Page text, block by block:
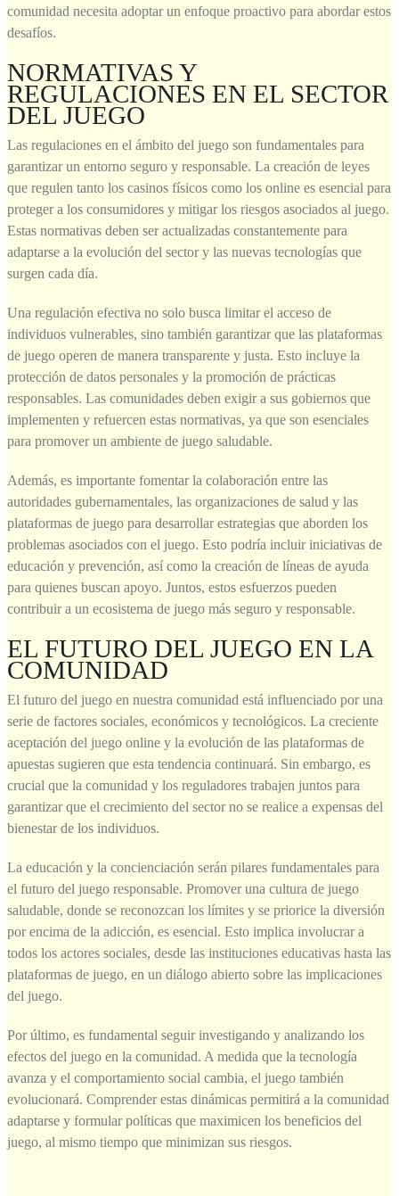
comunidad necesita adoptar un enfoque proactivo para abordar estos
desafíos.
NORMATIVAS Y
REGULACIONES EN EL SECTOR
DEL JUEGO
Las regulaciones en el ámbito del juego son fundamentales para
garantizar un entorno seguro y responsable. La creación de leyes
que regulen tanto los casinos físicos como los online es esencial para
proteger a los consumidores y mitigar los riesgos asociados al juego.
Estas normativas deben ser actualizadas constantemente para
adaptarse a la evolución del sector y las nuevas tecnologías que
surgen cada día.
Una regulación efectiva no solo busca limitar el acceso de
individuos vulnerables, sino también garantizar que las plataformas
de juego operen de manera transparente y justa. Esto incluye la
protección de datos personales y la promoción de prácticas
responsables. Las comunidades deben exigir a sus gobiernos que
implementen y refuercen estas normativas, ya que son esenciales
para promover un ambiente de juego saludable.
Además, es importante fomentar la colaboración entre las
autoridades gubernamentales, las organizaciones de salud y las
plataformas de juego para desarrollar estrategias que aborden los
problemas asociados con el juego. Esto podría incluir iniciativas de
educación y prevención, así como la creación de líneas de ayuda
para quienes buscan apoyo. Juntos, estos esfuerzos pueden
contribuir a un ecosistema de juego más seguro y responsable.
EL FUTURO DEL JUEGO EN LA
COMUNIDAD
El futuro del juego en nuestra comunidad está influenciado por una
serie de factores sociales, económicos y tecnológicos. La creciente
aceptación del juego online y la evolución de las plataformas de
apuestas sugieren que esta tendencia continuará. Sin embargo, es
crucial que la comunidad y los reguladores trabajen juntos para
garantizar que el crecimiento del sector no se realice a expensas del
bienestar de los individuos.
La educación y la concienciación serán pilares fundamentales para
el futuro del juego responsable. Promover una cultura de juego
saludable, donde se reconozcan los límites y se priorice la diversión
por encima de la adicción, es esencial. Esto implica involucrar a
todos los actores sociales, desde las instituciones educativas hasta las
plataformas de juego, en un diálogo abierto sobre las implicaciones
del juego.
Por último, es fundamental seguir investigando y analizando los
efectos del juego en la comunidad. A medida que la tecnología
avanza y el comportamiento social cambia, el juego también
evolucionará. Comprender estas dinámicas permitirá a la comunidad
adaptarse y formular políticas que maximicen los beneficios del
juego, al mismo tiempo que minimizan sus riesgos.